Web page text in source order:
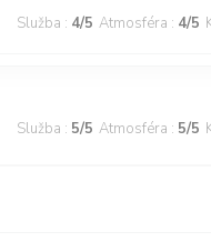
Služba : 4/5 Atmosféra : 4/5
Služba : 5/5 Atmosféra : 5/5